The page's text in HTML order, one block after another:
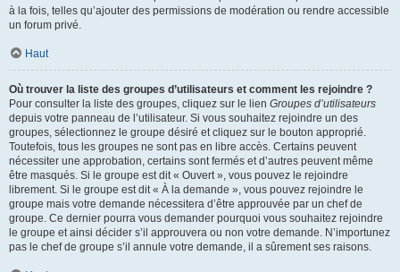
à la fois, telles qu’ajouter des permissions de modération ou rendre accessible
un forum privé.
Haut
Où trouver la liste des groupes d’utilisateurs et comment les rejoindre ?
Pour consulter la liste des groupes, cliquez sur le lien Groupes d’utilisateurs
depuis votre panneau de l’utilisateur. Si vous souhaitez rejoindre un des
groupes, sélectionnez le groupe désiré et cliquez sur le bouton approprié.
Toutefois, tous les groupes ne sont pas en libre accès. Certains peuvent
nécessiter une approbation, certains sont fermés et d’autres peuvent même
être masqués. Si le groupe est dit « Ouvert », vous pouvez le rejoindre
librement. Si le groupe est dit « À la demande », vous pouvez rejoindre le
groupe mais votre demande nécessitera d’être approuvée par un chef de
groupe. Ce dernier pourra vous demander pourquoi vous souhaitez rejoindre
le groupe et ainsi décider s’il approuvera ou non votre demande. N’importunez
pas le chef de groupe s’il annule votre demande, il a sûrement ses raisons.